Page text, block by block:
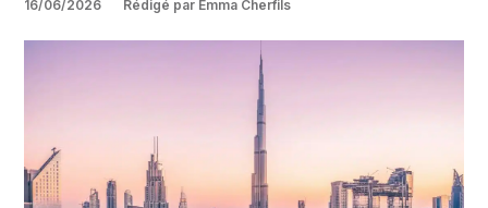
16/06/2026 Rédigé par Emma Cherfils